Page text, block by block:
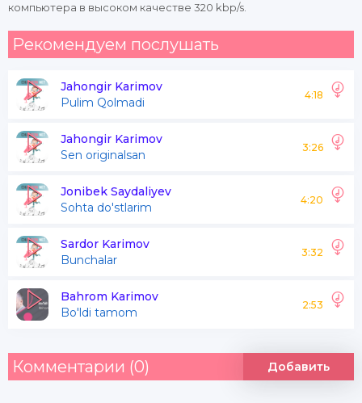
компьютера в высоком качестве 320 kbp/s.
Рекомендуем послушать
Jahongir Karimov
Pulim Qolmadi
4:18
Jahongir Karimov
Sen originalsan
3:26
Jonibek Saydaliyev
Sohta do'stlarim
4:20
Sardor Karimov
Bunchalar
3:32
Bahrom Karimov
Bo'ldi tamom
2:53
Комментарии (0) Добавить